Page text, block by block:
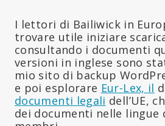
I lettori di Bailiwick in
trovare utile iniziare
consultando i documenti
versioni in inglese sono
mio sito di backup
e poi esplorare Eur-Lex, il
documenti legali dell’UE,
dei documenti nelle lingue